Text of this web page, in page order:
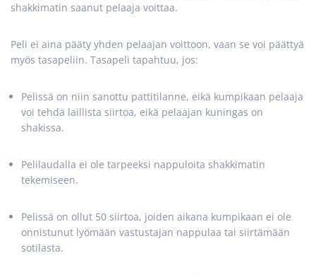
shakkimatin saanut pelaaja voittaa.
Peli ei aina pääty yhden pelaajan voittoon, vaan se voi päättyä
myös tasapeliin. Tasapeli tapahtuu, jos:
Pelissä on niin sanottu pattitilanne, eikä kumpikaan pelaaja
voi tehdä laillista siirtoa, eikä pelaajan kuningas on
shakissa.
Pelilaudalla ei ole tarpeeksi nappuloita shakkimatin
tekemiseen.
Pelissä on ollut 50 siirtoa, joiden aikana kumpikaan ei ole
onnistunut lyömään vastustajan nappulaa tai siirtämään
sotilasta.